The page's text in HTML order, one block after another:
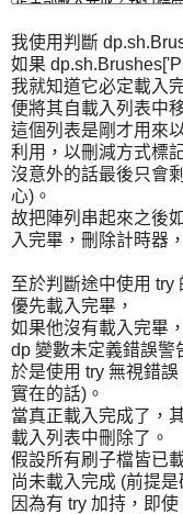
我使用判斷
如果
我就知道它必定載入
便將其自載入列表中
這個列表是剛才用來
利用，以刪減方式標
沒意外的話最後只會
心)。
故把陣列串起來之後
入完畢，刪除計時器
至於判斷途中使用 try
優先載入完畢，
如果他沒有載入完畢
dp 變數未定義錯誤警
於是使用 try 無視錯
實在的話)。
當真正載入完成了，
載入列表中刪除了。
假設所有刷子檔皆已
尚未載入完成 (前提
因為有 try 加持，即